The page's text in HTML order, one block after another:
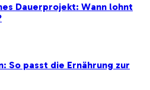
Dauerprojekt: Wann lohnt
So passt die Ernährung zur